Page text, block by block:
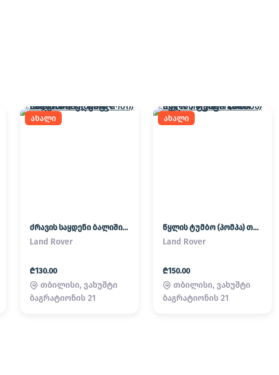
ახალი
ძრავის საყდენი ბალიში (პადმატორნი) Land Rover / Range Rover
Land Rover
₾130.00
თბილისი, ვახუშტი
ბაგრატიონის 21
ახალი
წყლის ტუმბო (პომპა) თერმოსტატი Land Rover / Range Rover
Land Rover
₾150.00
თბილისი, ვახუშტი
ბაგრატიონის 21